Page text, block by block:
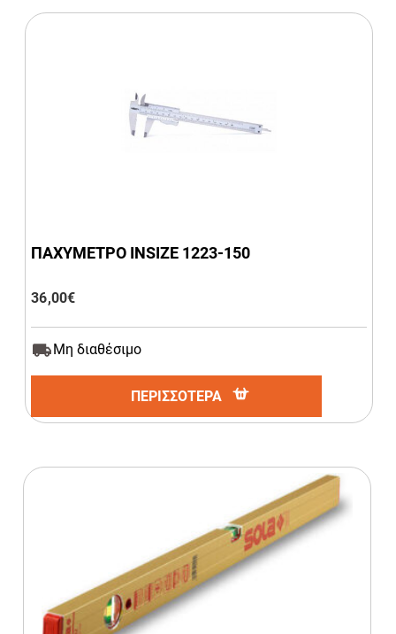
ΠΑΧΥΜΕΤΡΟ INSIZE 1223-150
36,00€
Μη διαθέσιμο
ΠΕΡΙΣΣΟΤΕΡΑ